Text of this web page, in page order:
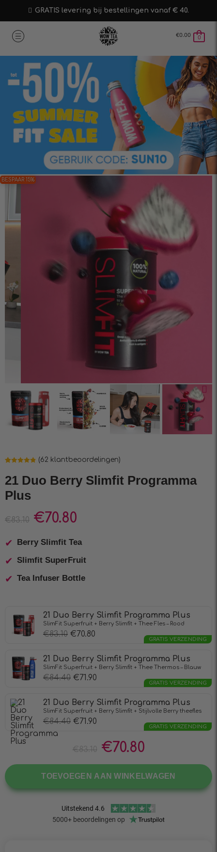
GRATIS levering bij bestellingen vanaf € 40.
€0.00 0
BESPAAR 15%
gebaseerd
op
klantbeoordelingen
(62 klantbeoordelingen)
21 Duo Berry Slimfit Programma
Plus
€83.10 €70.80
Berry Slimfit Tea
Slimfit SuperFruit
Tea Infuser Bottle
21 Duo Berry Slimfit Programma Plus
SlimFit Superfruit + Berry Slimfit + Thee Fles – Rood
€83.10 €70.80
GRATIS VERZENDING
21 Duo Berry Slimfit Programma Plus
SlimFit Superfruit + Berry Slimfit + Thee Thermos – Blauw
€84.40 €71.90
GRATIS VERZENDING
21 Duo Berry Slimfit Programma Plus
SlimFit Superfruit + Berry Slimfit + Stijlvolle Berry theefles
€84.40 €71.90
GRATIS VERZENDING
€83.10 €70.80
TOEVOEGEN AAN WINKELWAGEN